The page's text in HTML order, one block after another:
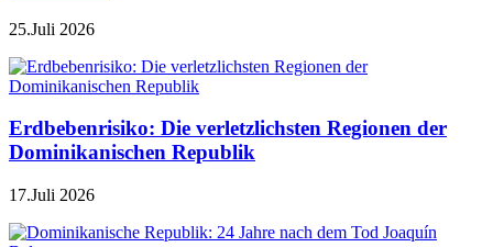
25.Juli 2026
Erdbebenrisiko: Die verletzlichsten Regionen der
Dominikanischen Republik
17.Juli 2026